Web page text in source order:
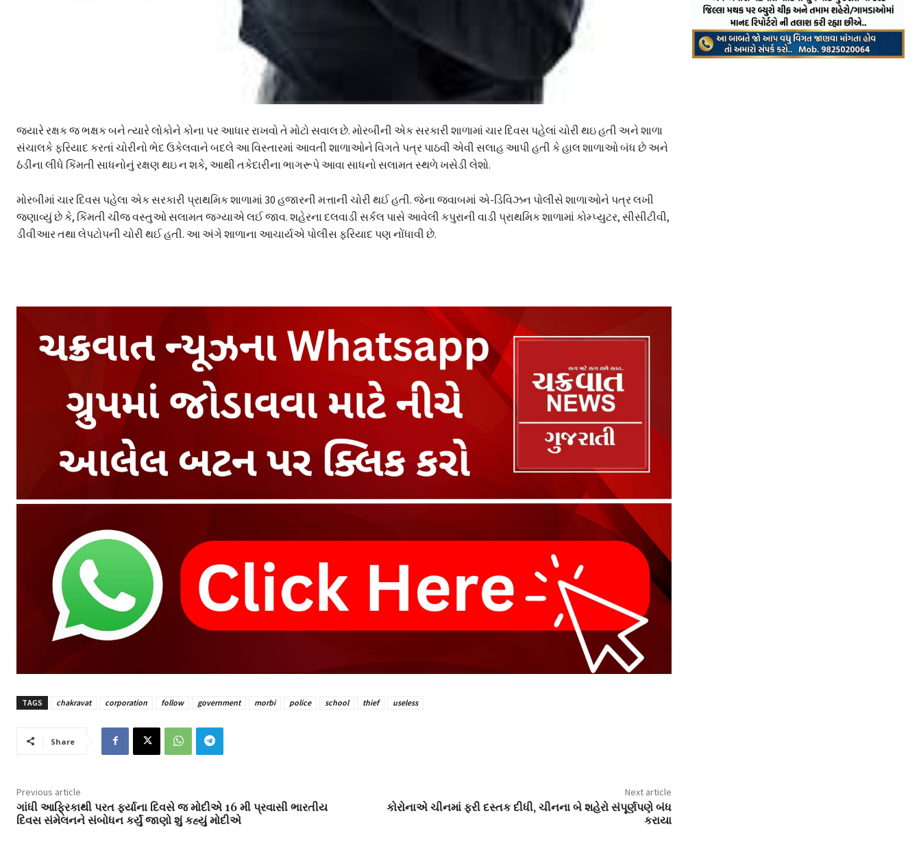
જ્યારે રક્ષક જ ભક્ષક બને ત્યારે લોકોને કોના પર આધાર રાખવો તે મોટો સવાલ છે. મોરબીની એક સરકારી શાળામાં ચાર દિવસ પહેલાં ચોરી થઇ હતી અને શાળા
સંચાલકે ફરિયાદ કરતાં ચોરીનો ભેદ ઉકેલવાને બદલે આ વિસ્તારમાં આવતી શાળાઓને વિગતે પત્ર પાઠવી એવી સલાહ આપી હતી કે હાલ શાળાઓ બંધ છે અને
ઠંડીના લીધે કિંમતી સાધનોનું રક્ષણ થઇ ન શકે, આથી તકેદારીના ભાગરૂપે આવા સાધનો સલામત સ્થળે ખસેડી લેશો.
મોરબીમાં ચાર દિવસ પહેલા એક સરકારી પ્રાથમિક શાળામાં 30 હજારની મત્તાની ચોરી થઈ હતી. જેના જવાબમાં એ-ડિવિઝન પોલીસે શાળાઓને પત્ર લખી
જણાવ્યું છે કે, કિંમતી ચીજ વસ્તુઓ સલામત જગ્યાએ લઈ જાવ. શહેરના દલવાડી સર્કલ પાસે આવેલી કપુરાની વાડી પ્રાથમિક શાળામાં કોમ્પ્યુટર, સીસીટીવી,
ડીવીઆર તથા લેપટોપની ચોરી થઈ હતી. આ અંગે શાળાના આચાર્યએ પોલીસ ફરિયાદ પણ નોંધાવી છે.
TAGS chakravat corporation follow government morbi police school thief useless
Share
Previous article
ગાંધી આફ્રિકાથી પરત ફર્યાના દિવસે જ મોદીએ 16 મી પ્રવાસી ભારતીય
દિવસ સંમેલનને સંબોધન કર્યું જાણો શું કહ્યું મોદીએ
Next article
કોરોનાએ ચીનમાં ફરી દસ્તક દીધી, ચીનના બે શહેરો સંપૂર્ણપણે બંધ
કરાયા